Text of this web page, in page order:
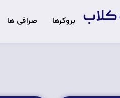
بروکرها صرافی ها